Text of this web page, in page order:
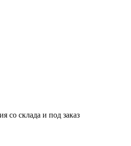
со склада и под заказ